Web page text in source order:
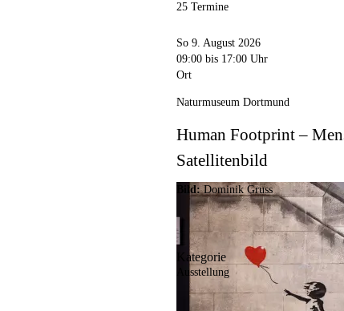
25 Termine
So 9. August 2026
09:00 bis 17:00 Uhr
Ort
Naturmuseum Dortmund
Human Footprint –
Satellitenbild
Bild:Dominik Gruss
Kategorie
Ausstellung